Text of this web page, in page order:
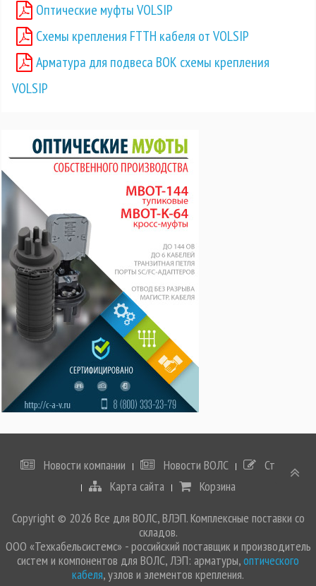
Оптические муфты VOLSIP
Схемы крепления FTTH кабеля от VOLSIP
Арматура для подвеса ВОК схемы крепления
VOLSIP
Новости компании Новости ВОЛС
Статьи
Карта сайта
Корзина
Copyright © 2026 Все для ВОЛС, ВЛЭП. Комплексные поставки со
складов.
ООО «Техкабельсистемс» - российский поставщик и производитель
систем и компонентов для ВОЛС, ЛЭП: арматуры,оптического
кабеля, узлов и элементов крепления.